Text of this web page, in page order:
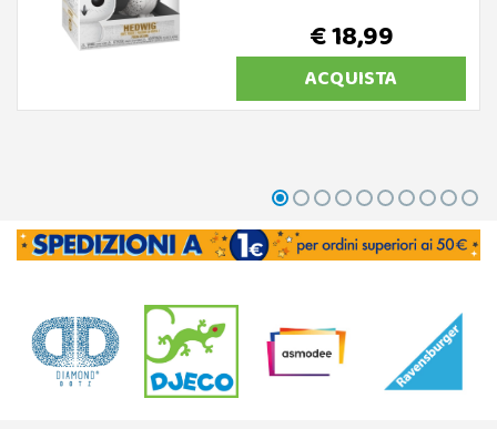
€ 18,99
ACQUISTA